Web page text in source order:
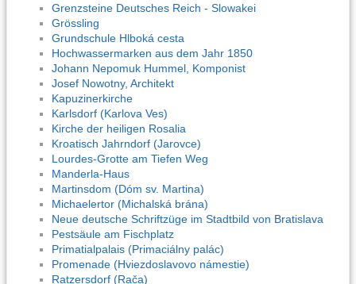
Grenzsteine Deutsches Reich - Slowakei
Grössling
Grundschule Hlboká cesta
Hochwassermarken aus dem Jahr 1850
Johann Nepomuk Hummel, Komponist
Josef Nowotny, Architekt
Kapuzinerkirche
Karlsdorf (Karlova Ves)
Kirche der heiligen Rosalia
Kroatisch Jahrndorf (Jarovce)
Lourdes-Grotte am Tiefen Weg
Manderla-Haus
Martinsdom (Dóm sv. Martina)
Michaelertor (Michalská brána)
Neue deutsche Schriftzüge im Stadtbild von Bratislava
Pestsäule am Fischplatz
Primatialpalais (Primaciálny palác)
Promenade (Hviezdoslavovo námestie)
Ratzersdorf (Rača)